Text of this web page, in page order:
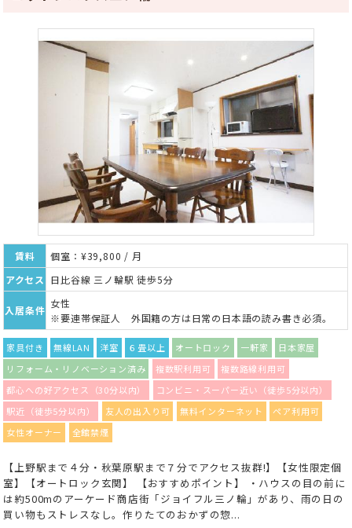
賃料
個室：¥39,800 / 月
アクセス 日比谷線 三ノ輪駅 徒歩5分
入居条件
女性
※要連帯保証人 外国籍の方は日常の日本語の読み書き必須。
家具付き 無線LAN 洋室 ６畳以上 オートロック 一軒家
日本家屋
リフォーム・リノベーション済み
複数駅利用可
複数路線利用可
都心への好アクセス（30分以内）
コンビニ・スーパー近い（徒歩5分以内）
駅近（徒歩5分以内）
友人の出入り可 無料インターネット
ペア利用可
女性オーナー
全館禁煙
【上野駅まで４分・秋葉原駅まで７分でアクセス抜群!】【女性限定個
室】【オートロック玄関】 【おすすめポイント】 ・ハウスの目の前に
は約500mのアーケード商店街「ジョイフル三ノ輪」があり、雨の日の
買い物もストレスなし。作りたてのおかずの惣...